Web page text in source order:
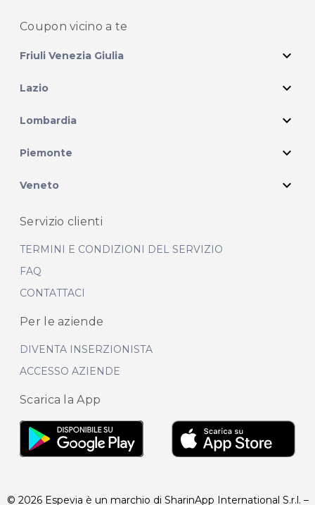
Coupon vicino a te
Friuli Venezia Giulia expand_more
Lazio expand_more
Lombardia expand_more
Piemonte expand_more
Veneto expand_more
Servizio clienti
TERMINI E CONDIZIONI DEL SERVIZIO
FAQ
CONTATTACI
Per le aziende
DIVENTA INSERZIONISTA
ACCESSO AZIENDE
Scarica la App
© 2026 Espevia è un marchio di SharinApp International S.r.l. –